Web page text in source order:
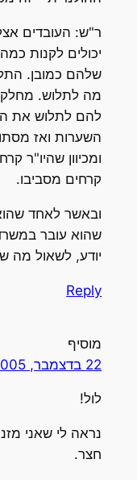
ר"ש: העובדים
יכולים לקנות
שלהם כמובן.
מה לתלוש.
להם לתלוש את
השערות ואז
ומכיוון שהיו"ר
קרחים מסביבו.
שהוא עובר
יודע, לשאול מה
Reply
מוסיף
22 בדצמבר, 2005
לול!
נראה לי שאני
חצר.